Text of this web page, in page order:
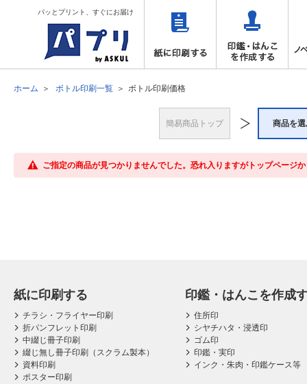
パッとプリント、すぐにお届け
ホーム ボトル印刷一覧 ボトル印刷価格
簡易商品トップ 商品を
ご指定の商品が見つかりませんでした。恐れ入りますがトップページ
紙に印刷する
チラシ・フライヤー印刷
折パンフレット印刷
中綴じ冊子印刷
綴じ無し冊子印刷（スクラム製本）
資料印刷
ポスター印刷
印鑑・はんこを作成
住所印
シヤチハタ・浸透印
ゴム印
印鑑・実印
インク・朱肉・印鑑ケース等